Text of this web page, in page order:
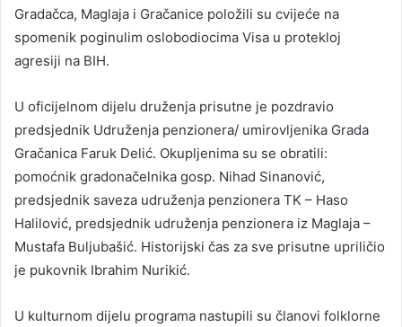
Gradačca, Maglaja i Gračanice položili su cvijeće na
spomenik poginulim oslobodiocima Visa u protekloj
agresiji na BIH.
U oficijelnom dijelu druženja prisutne je pozdravio
predsjednik Udruženja penzionera/ umirovljenika Grada
Gračanica Faruk Delić. Okupljenima su se obratili:
pomoćnik gradonačelnika gosp. Nihad Sinanović,
predsjednik saveza udruženja penzionera TK – Haso
Halilović, predsjednik udruženja penzionera iz Maglaja –
Mustafa Buljubašić. Historijski čas za sve prisutne upriličio
je pukovnik Ibrahim Nurikić.
U kulturnom dijelu programa nastupili su članovi folklorne